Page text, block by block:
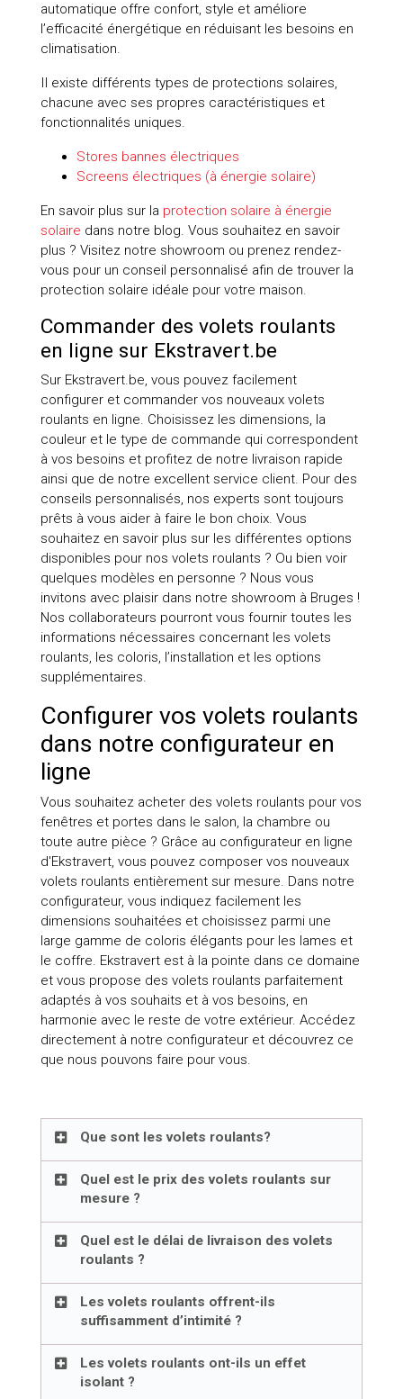
automatique offre confort, style et améliore
l’efficacité énergétique en réduisant les besoins en
climatisation.
Il existe différents types de protections solaires,
chacune avec ses propres caractéristiques et
fonctionnalités uniques.
Stores bannes électriques
Screens électriques (à énergie solaire)
En savoir plus sur la protection solaire à énergie
solaire dans notre blog. Vous souhaitez en savoir
plus ? Visitez notre showroom ou prenez rendez-
vous pour un conseil personnalisé afin de trouver la
protection solaire idéale pour votre maison.
Commander des volets roulants
en ligne sur Ekstravert.be
Sur Ekstravert.be, vous pouvez facilement
configurer et commander vos nouveaux volets
roulants en ligne. Choisissez les dimensions, la
couleur et le type de commande qui correspondent
à vos besoins et profitez de notre livraison rapide
ainsi que de notre excellent service client. Pour des
conseils personnalisés, nos experts sont toujours
prêts à vous aider à faire le bon choix. Vous
souhaitez en savoir plus sur les différentes options
disponibles pour nos volets roulants ? Ou bien voir
quelques modèles en personne ? Nous vous
invitons avec plaisir dans notre showroom à Bruges !
Nos collaborateurs pourront vous fournir toutes les
informations nécessaires concernant les volets
roulants, les coloris, l’installation et les options
supplémentaires.
Configurer vos volets roulants
dans notre configurateur en
ligne
Vous souhaitez acheter des volets roulants pour vos
fenêtres et portes dans le salon, la chambre ou
toute autre pièce ? Grâce au configurateur en ligne
d'Ekstravert, vous pouvez composer vos nouveaux
volets roulants entièrement sur mesure. Dans notre
configurateur, vous indiquez facilement les
dimensions souhaitées et choisissez parmi une
large gamme de coloris élégants pour les lames et
le coffre. Ekstravert est à la pointe dans ce domaine
et vous propose des volets roulants parfaitement
adaptés à vos souhaits et à vos besoins, en
harmonie avec le reste de votre extérieur. Accédez
directement à notre configurateur et découvrez ce
que nous pouvons faire pour vous.
Que sont les volets roulants?
Quel est le prix des volets roulants sur
mesure ?
Quel est le délai de livraison des volets
roulants ?
Les volets roulants offrent-ils
suffisamment d’intimité ?
Les volets roulants ont-ils un effet
isolant ?